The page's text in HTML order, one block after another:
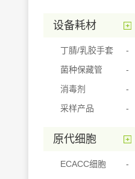
设备耗材
丁腈/乳胶手套
菌种保藏管
消毒剂
采样产品
原代细胞
ECACC细胞